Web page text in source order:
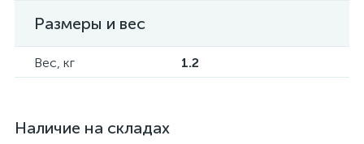
Размеры и вес
Вес, кг 1.2
Наличие на складах